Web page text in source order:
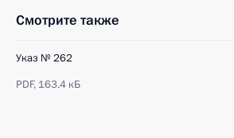
Смотрите также
Указ № 262
PDF, 163.4 кБ